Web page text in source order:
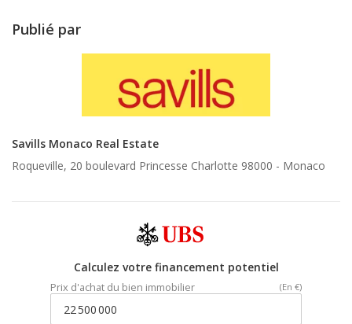
Publié par
Savills Monaco Real Estate
Roqueville, 20 boulevard Princesse Charlotte 98000 - Monaco
Calculez votre financement potentiel
Prix d'achat du bien immobilier (En €)